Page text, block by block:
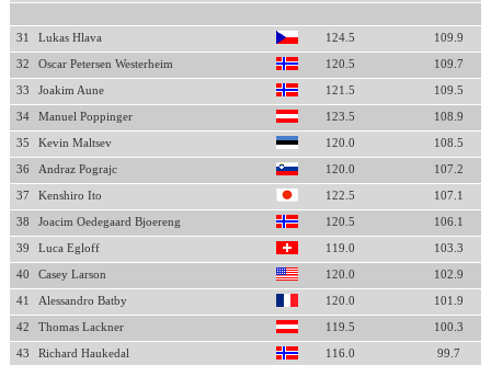
31 Lukas Hlava 124.5 109.9
32 Oscar Petersen Westerheim 120.5 109.7
33 Joakim Aune 121.5 109.5
34 Manuel Poppinger 123.5 108.9
35 Kevin Maltsev 120.0 108.5
36 Andraz Pograjc 120.0 107.2
37 Kenshiro Ito 122.5 107.1
38 Joacim Oedegaard Bjoereng 120.5 106.1
39 Luca Egloff 119.0 103.3
40 Casey Larson 120.0 102.9
41 Alessandro Batby 120.0 101.9
42 Thomas Lackner 119.5 100.3
43 Richard Haukedal 116.0 99.7